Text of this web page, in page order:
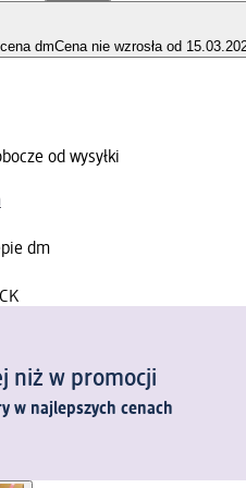
dmCena nie wzrosła od
od wysyłki
dm
niż w promocji
w najlepszych cenach